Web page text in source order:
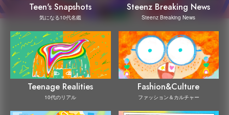
Teen's Snapshots
気になる10代名鑑
Steenz Breaking News
Steenz Breaking News
Teenage Realities
10代のリアル
Fashion&Culture
ファッション＆カルチャー